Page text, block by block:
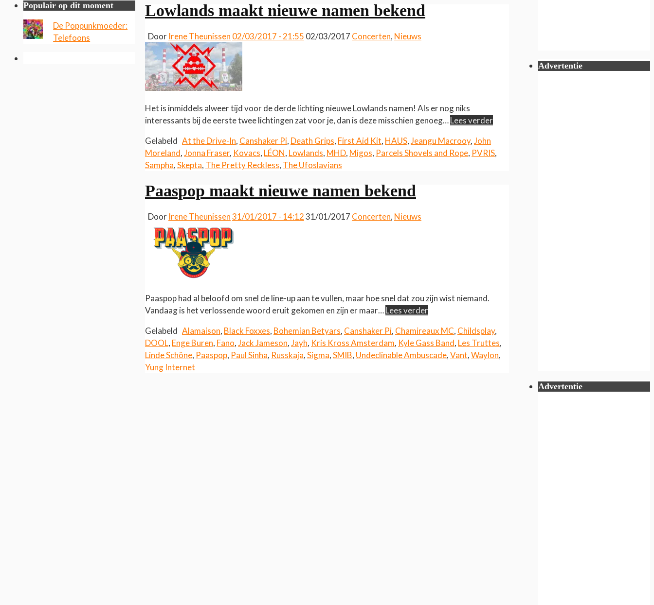
Lowlands maakt nieuwe namen bekend
Door Irene Theunissen 02/03/2017 - 21:55 02/03/2017 Concerten, Nieuws
Het is inmiddels alweer tijd voor de derde lichting nieuwe Lowlands namen! Als er nog niks
interessants bij de eerste twee lichtingen zat voor je, dan is deze misschien genoeg…Lees verder
Gelabeld At the Drive-In, Canshaker Pi, Death Grips, First Aid Kit, HAUS,Jeangu Macrooy,John
Moreland,Jonna Fraser, Kovacs, LÉON, Lowlands, MHD, Migos, Parcels Shovels and Rope, PVRIS,
Sampha,Skepta, The Pretty Reckless, The Ufoslavians
Paaspop maakt nieuwe namen bekend
Door Irene Theunissen31/01/2017 - 14:1231/01/2017 Concerten, Nieuws
Paaspop had al beloofd om snel de line-up aan te vullen, maar hoe snel dat zou zijn wist niemand.
Vandaag is het verlossende woord eruit gekomen en zijn er maar…Lees verder
Gelabeld Alamaison, Black Foxxes, Bohemian Betyars, Canshaker Pi, Chamireaux MC, Childsplay,
DOOL, Enge Buren, Fano,Jack Jameson,Jayh, Kris Kross Amsterdam, Kyle Gass Band, Les Truttes,
Linde Schöne, Paaspop, Paul Sinha, Russkaja,Sigma,SMIB, Undeclinable Ambuscade,Vant,Waylon,
Yung Internet
Populair op dit moment
De Poppunkmoeder:
Telefoons
Advertentie
Advertentie